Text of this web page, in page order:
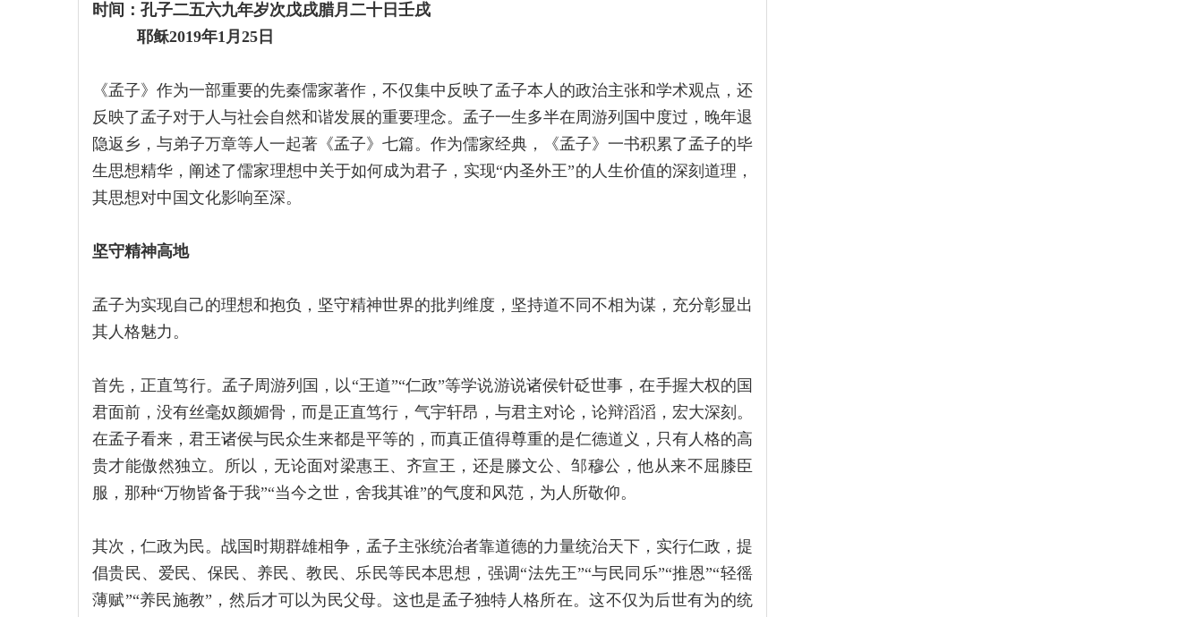
时间：孔子二五六九年岁次戊戌腊月二十日壬戌
耶稣2019年1月25日
《孟子》作为一部重要的先秦儒家著作，不仅集中反映了孟子本人的政治主张和学术观点，还
反映了孟子对于人与社会自然和谐发展的重要理念。孟子一生多半在周游列国中度过，晚年退
隐返乡，与弟子万章等人一起著《孟子》七篇。作为儒家经典，《孟子》一书积累了孟子的毕
生思想精华，阐述了儒家理想中关于如何成为君子，实现“内圣外王”的人生价值的深刻道理，
其思想对中国文化影响至深。
坚守精神高地
孟子为实现自己的理想和抱负，坚守精神世界的批判维度，坚持道不同不相为谋，充分彰显出
其人格魅力。
首先，正直笃行。孟子周游列国，以“王道”“仁政”等学说游说诸侯针砭世事，在手握大权的国
君面前，没有丝毫奴颜媚骨，而是正直笃行，气宇轩昂，与君主对论，论辩滔滔，宏大深刻。
在孟子看来，君王诸侯与民众生来都是平等的，而真正值得尊重的是仁德道义，只有人格的高
贵才能傲然独立。所以，无论面对梁惠王、齐宣王，还是滕文公、邹穆公，他从来不屈膝臣
服，那种“万物皆备于我”“当今之世，舍我其谁”的气度和风范，为人所敬仰。
其次，仁政为民。战国时期群雄相争，孟子主张统治者靠道德的力量统治天下，实行仁政，提
倡贵民、爱民、保民、养民、教民、乐民等民本思想，强调“法先王”“与民同乐”“推恩”“轻徭
薄赋”“养民施教”，然后才可以为民父母。这也是孟子独特人格所在。这不仅为后世有为的统